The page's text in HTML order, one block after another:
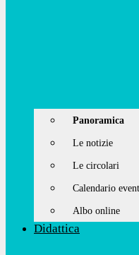
Panoramica
Le notizie
Le circolari
Calendario
Albo online
Didattica